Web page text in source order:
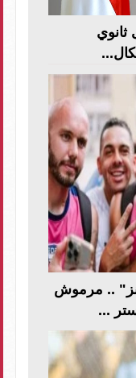
ثانوي
.. مرموش
...